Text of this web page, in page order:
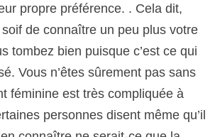
propre préférence. . Cela dit,
de connaître un peu plus votre
tombez bien puisque c’est ce qui
Vous n’êtes sûrement pas sans
féminine est très compliquée à
personnes disent même qu’il